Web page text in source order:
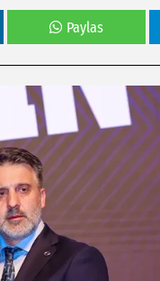
Paylas